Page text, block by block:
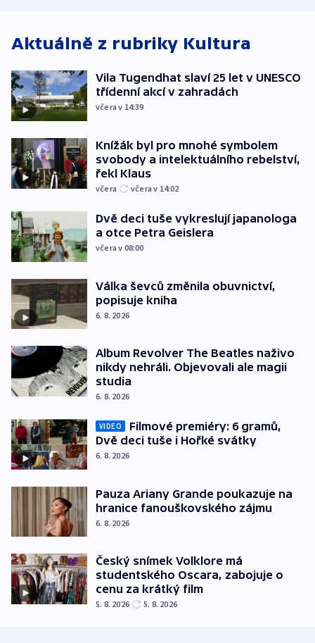
Aktuálně z rubriky Kultura
Vila Tugendhat slaví 25 let v UNESCO
třídenní akcí v zahradách
včera v 14:39
Knížák byl pro mnohé symbolem
svobody a intelektuálního rebelství,
řekl Klaus
včera včera v 14:02
Dvě deci tuše vykreslují japanologa
a otce Petra Geislera
včera v 08:00
Válka ševců změnila obuvnictví,
popisuje kniha
6. 8. 2026
Album Revolver The Beatles naživo
nikdy nehráli. Objevovali ale magii
studia
6. 8. 2026
VIDEO
Filmové premiéry: 6 gramů,
Dvě deci tuše i Hořké svátky
6. 8. 2026
Pauza Ariany Grande poukazuje na
hranice fanouškovského zájmu
6. 8. 2026
Český snímek Volklore má
studentského Oscara, zabojuje o
cenu za krátký film
5. 8. 2026 5. 8. 2026